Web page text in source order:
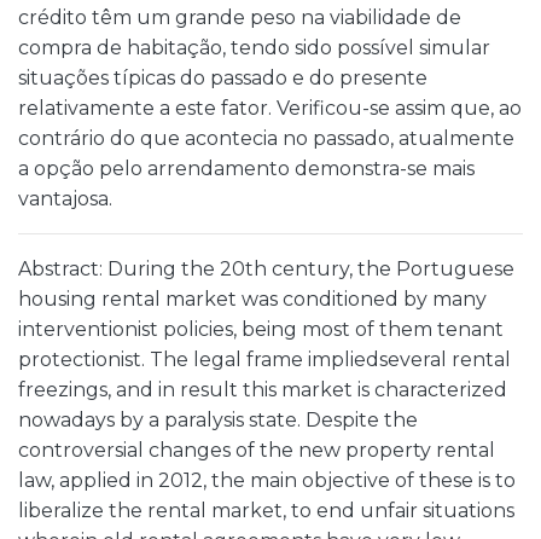
crédito têm um grande peso na viabilidade de
compra de habitação, tendo sido possível simular
situações típicas do passado e do presente
relativamente a este fator. Verificou-se assim que, ao
contrário do que acontecia no passado, atualmente
a opção pelo arrendamento demonstra-se mais
vantajosa.
Abstract: During the 20th century, the Portuguese
housing rental market was conditioned by many
interventionist policies, being most of them tenant
protectionist. The legal frame impliedseveral rental
freezings, and in result this market is characterized
nowadays by a paralysis state. Despite the
controversial changes of the new property rental
law, applied in 2012, the main objective of these is to
liberalize the rental market, to end unfair situations